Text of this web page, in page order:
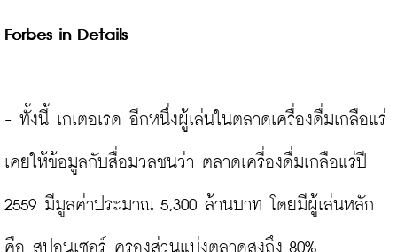
Forbes in Details
- ทั้งนี้ เกเตอเรด อีกหนึ่งผู้เล่นในตลาดเครื่องดื่มเกลือแร่
เคยให้ข้อมูลกับสื่อมวลชนว่า ตลาดเครื่องดื่มเกลือแร่ปี
2559 มีมูลค่าประมาณ 5,300 ล้านบาท โดยมีผู้เล่นหลัก
คือ สปอนเซอร์ ครองส่วนแบ่งตลาดสูงถึง 80%